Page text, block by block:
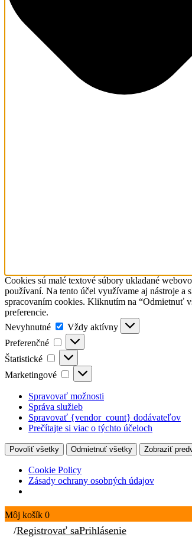
Cookies sú malé textové súbory ukladané
používaní. Na tento účel využívame aj nástroje
spracovaním cookies. Kliknutím na “Odmietnuť
preferencie.
Nevyhnutné
Nevyhnutné
Vždy aktívny
Preferenčné
Preferenčné
Štatistické Štatistické
Marketingové Marketingové
Spravovať možnosti
Správa služieb
Spravovať {vendor_count} dodávateľov
Prečítajte si viac o týchto účeloch
Povoliť všetky Odmietnuť všetky Zobraziť
Cookie Policy
Zásady ochrany osobných údajov
Môj košík 0
/Registrovať saPrihlásenie